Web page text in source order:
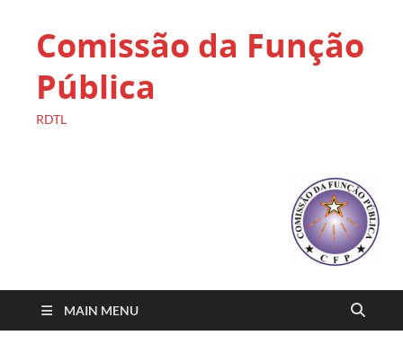
Comissão da Função
Pública
RDTL
MAIN MENU